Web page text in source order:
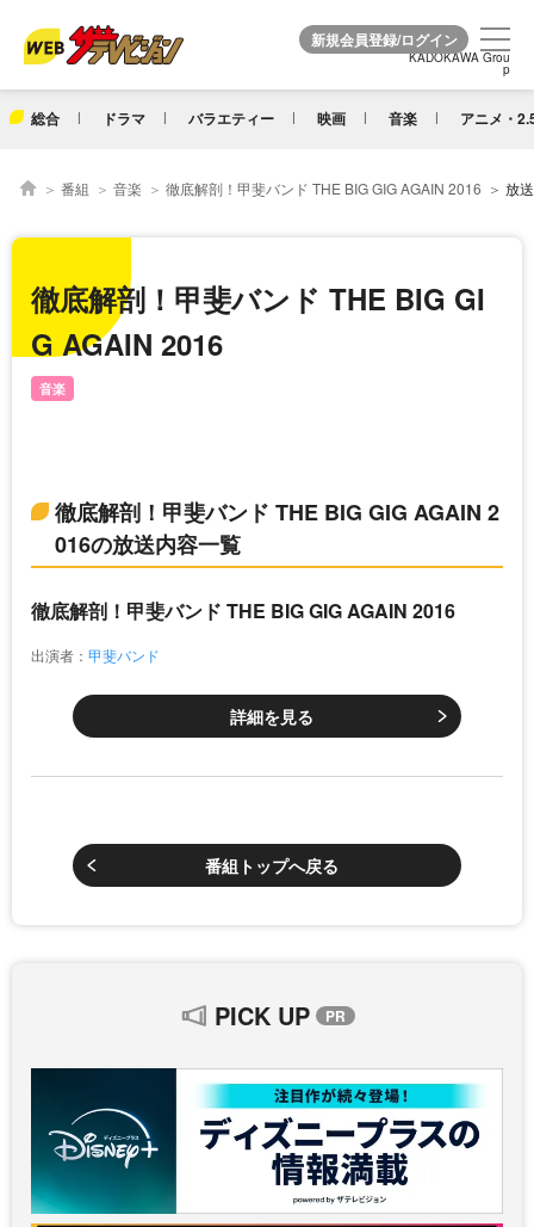
KADOKAWA Grou
p
総合 ドラマ バラエティー 映画 音楽 アニメ・
KADOKAWA Grou
p
番組 音楽 徹底解剖！甲斐バンド THE BIG GIG AGAIN 2016 放
徹底解剖！甲斐バンド THE BIG GI
G AGAIN 2016
音楽
徹底解剖！甲斐バンド THE BIG GIG AGAIN 2
016の放送内容一覧
徹底解剖！甲斐バンド THE BIG GIG AGAIN 2016
出演者： 甲斐バンド
詳細を見る
番組トップへ戻る
PICK UP